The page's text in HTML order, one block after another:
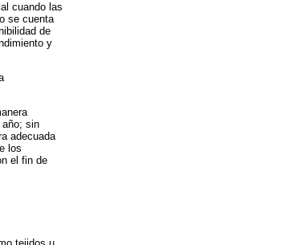
cuando las
se cuenta
de
y
sin
adecuada
los
el fin de